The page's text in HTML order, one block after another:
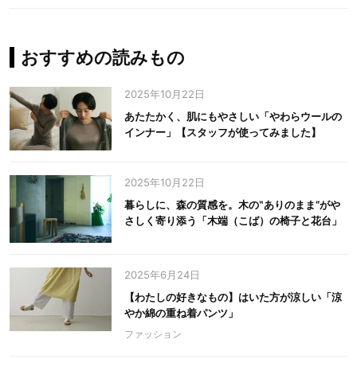
おすすめの読みもの
2025年10月22日
あたたかく、肌にもやさしい「やわらウールの
インナー」【スタッフが使ってみました】
2025年10月22日
暮らしに、森の質感を。木の‟ありのまま”がや
さしく寄り添う「木端（こば）の椅子と花台」
2025年6月24日
【わたしの好きなもの】はいた方が涼しい「涼
やか綿の重ね着パンツ」
ファッション